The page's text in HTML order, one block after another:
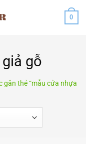
0
gỗ
gắn thẻ “mẫu cửa nhựa